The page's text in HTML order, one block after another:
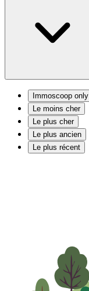
Immoscoop only
Le moins cher
Le plus cher
Le plus ancien
Le plus récent